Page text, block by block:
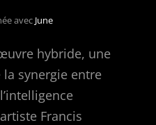
avec June
hybride, une
la synergie entre
Francis